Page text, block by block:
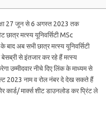
27 जून से 6 अगस्त 2023 तक
छात्र मत्स्य यूनिवर्सिटी MSc
बाद अब सभी छात्र मत्स्य यूनिवर्सिटी
बेसब्री से इंतजार कर रहे हैं मत्स्य
उम्मीदवार नीचे दिए लिंक के माध्यम से
2023 नाम व रोल नंबर दे देख सकते हैं
कार्ड/ मार्क्स शीट डाउनलोड कर प्रिंट ले